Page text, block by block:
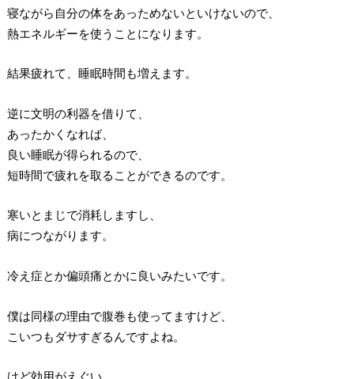
寝ながら自分の体をあっためないといけないので、
熱エネルギーを使うことになります。
結果疲れて、睡眠時間も増えます。
逆に文明の利器を借りて、
あったかくなれば、
良い睡眠が得られるので、
短時間で疲れを取ることができるのです。
寒いとまじで消耗しますし、
病につながります。
冷え症とか偏頭痛とかに良いみたいです。
僕は同様の理由で腹巻も使ってますけど、
こいつもダサすぎるんですよね。
けど効用がえぐい。